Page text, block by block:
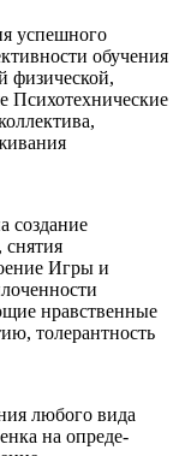
успешного
обучения
физической,
Психотехнические
создание
снятия
Игры и
нравственные
толерантность
любого вида
на опреде-